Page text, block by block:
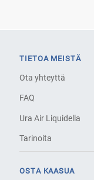
TIETOA MEISTÄ
Ota yhteyttä
FAQ
Ura Air Liquidella
Tarinoita
OSTA KAASUA